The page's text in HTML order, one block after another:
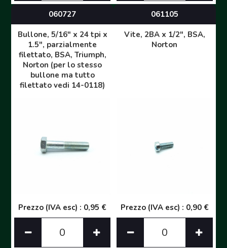
060727
Bullone, 5/16" x 24 tpi x
1.5", parzialmente
filettato, BSA, Triumph,
Norton (per lo stesso
bullone ma tutto
filettato vedi 14-0118)
Prezzo (IVA esc) : 0,95 €
061105
Vite, 2BA x 1/2", BSA,
Norton
Prezzo (IVA esc) : 0,90 €